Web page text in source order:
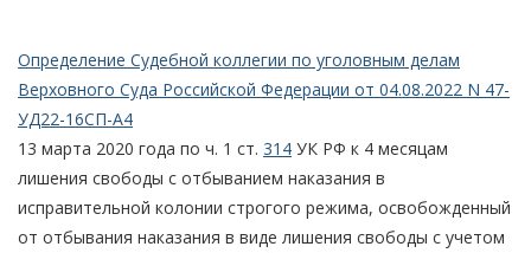
Определение Судебной коллегии по уголовным делам
Верховного Суда Российской Федерации от 04.08.2022 N 47-
УД22-16СП-А4
13 марта 2020 года по ч. 1 ст. 314 УК РФ к 4 месяцам
лишения свободы с отбыванием наказания в
исправительной колонии строгого режима, освобожденный
от отбывания наказания в виде лишения свободы с учетом